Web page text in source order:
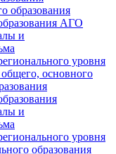
образования
АГО
и
уровня
основного
и
уровня
образования